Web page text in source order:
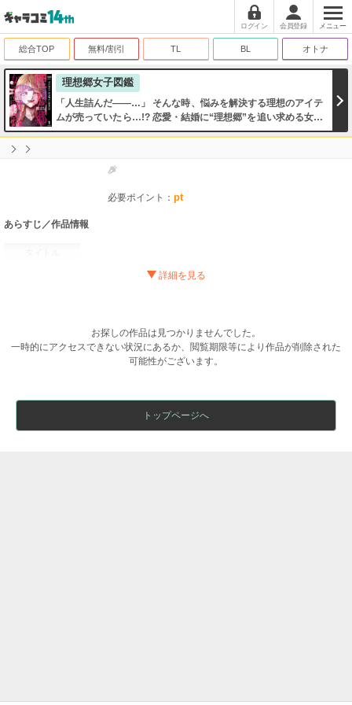
ログイン 会員登録 メニュー
総合TOP 無料/割引 TL BL オトナ
理想郷女子図鑑
「人生詰んだ――…」 そんな時、悩みを解決する理想のアイテ
ムが売っていたら…!? 恋愛・結婚に“理想郷”を追い求める女子
たちが不思議な道具に出会い、運命を変えていく――！ スリル
必要ポイント：pt
あらすじ／作品情報
出版社
お探しの作品は見つかりませんでした。
一時的にアクセスできない状況にあるか、閲覧期限等により作品が削除された
可能性がございます。
トップページへ